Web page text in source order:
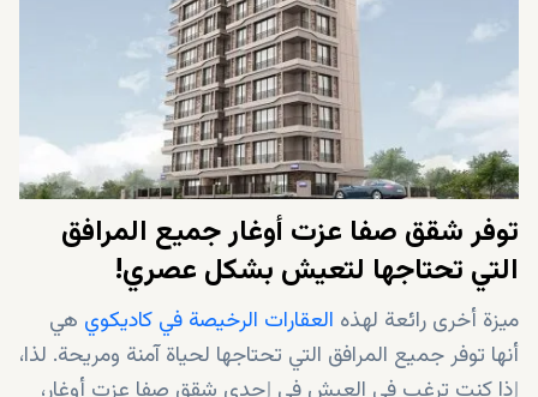
توفر شقق صفا عزت أوغار جميع المرافق
التي تحتاجها لتعيش بشكل عصري!
ميزة أخرى رائعة لهذه العقارات الرخيصة في كاديكوي هي
أنها توفر جميع المرافق التي تحتاجها لحياة آمنة ومريحة. لذا،